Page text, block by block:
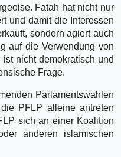
Fatah hat nicht nur
und damit die Interessen
sondern agiert auch
auf die Verwendung von
nicht demokratisch und
Frage.
Parlamentswahlen
PFLP alleine antreten
sich an einer Koalition
anderen islamischen